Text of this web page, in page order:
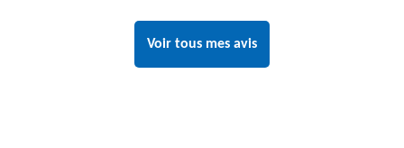
Voir tous mes avis